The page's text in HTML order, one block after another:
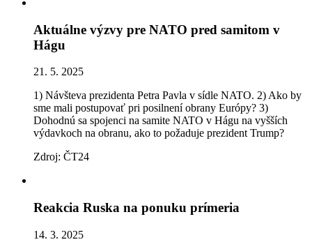
Aktuálne výzvy pre NATO pred samitom v
Hágu
21. 5. 2025
1) Návšteva prezidenta Petra Pavla v sídle NATO. 2) Ako by
sme mali postupovať pri posilnení obrany Európy? 3)
Dohodnú sa spojenci na samite NATO v Hágu na vyšších
výdavkoch na obranu, ako to požaduje prezident Trump?
Zdroj: ČT24
Reakcia Ruska na ponuku prímeria
14. 3. 2025